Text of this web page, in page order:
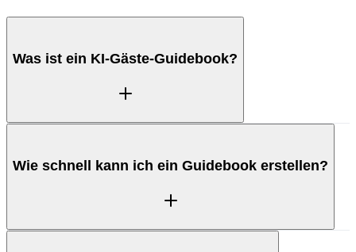
Was ist ein KI-Gäste-Guidebook?
Gäste mit Check-in-Schritten, WLAN, Hausregeln
und lokalen Empfehlungen. ProhostAI erstellt es aus
deinen Inseratsdetails, sodass Gäste die Antworten
erhalten, die sie brauchen, ohne dir zu schreiben.
Wie schnell kann ich ein Guidebook erstellen?